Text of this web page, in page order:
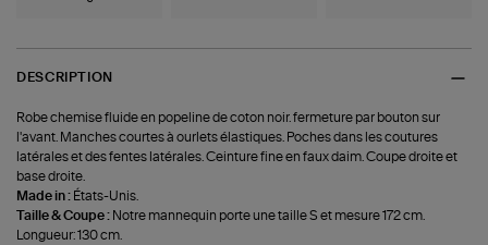
DESCRIPTION
Robe chemise fluide en popeline de coton noir. fermeture par bouton sur
l'avant. Manches courtes à ourlets élastiques. Poches dans les coutures
latérales et des fentes latérales. Ceinture fine en faux daim. Coupe droite et
base droite.
Made in : États-Unis.
Taille & Coupe : Notre mannequin porte une taille S et mesure 172 cm.
Longueur: 130 cm.